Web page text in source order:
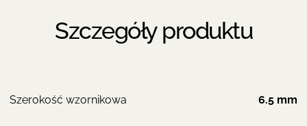
Szczegóły produktu
Szerokość wzornikowa 6.5 mm